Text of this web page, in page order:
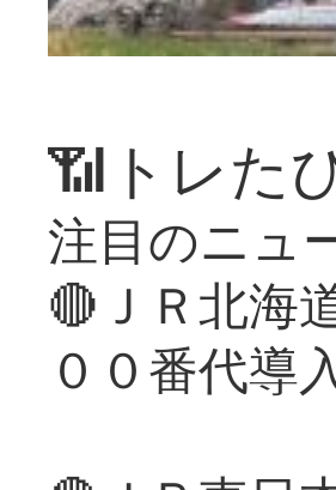
📶トレた
注目のニュ
🔴ＪＲ北海
００番代導